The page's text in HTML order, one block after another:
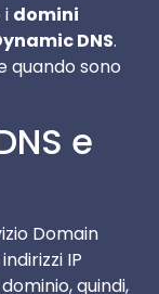
i domini
DNS.
quando sono
e
Domain
IP
quindi,